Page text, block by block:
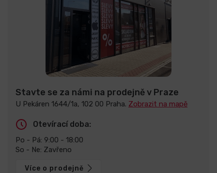
Stavte se za námi na prodejně v Praze
U Pekáren 1644/1a, 102 00 Praha. Zobrazit na mapě
Otevírací doba:
Po - Pá: 9:00 - 18:00
So - Ne: Zavřeno
Více o prodejně